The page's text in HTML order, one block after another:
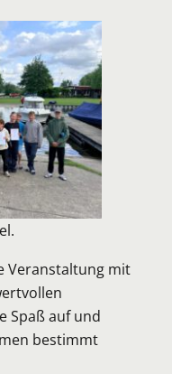
Veranstaltung mit
Spaß auf und
bestimmt